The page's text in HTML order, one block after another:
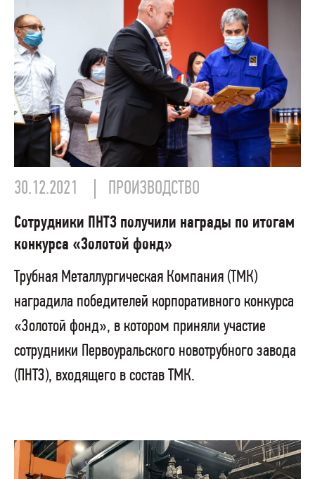
30.12.2021 ПРОИЗВОДСТВО
Сотрудники ПНТЗ получили награды по итогам
конкурса «Золотой фонд»
Трубная Металлургическая Компания (ТМК)
наградила победителей корпоративного конкурса
«Золотой фонд», в котором приняли участие
сотрудники Первоуральского новотрубного завода
(ПНТЗ), входящего в состав ТМК.